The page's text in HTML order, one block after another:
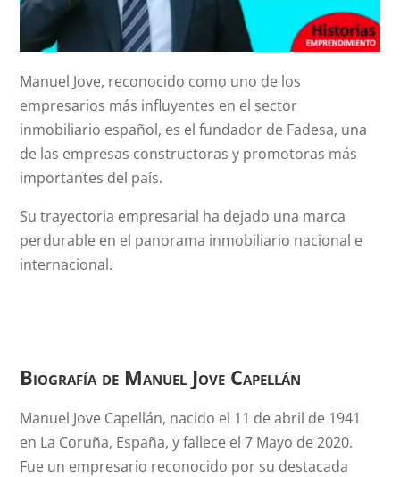
Manuel Jove, reconocido como uno de los
empresarios más influyentes en el sector
inmobiliario español, es el fundador de Fadesa, una
de las empresas constructoras y promotoras más
importantes del país.
Su trayectoria empresarial ha dejado una marca
perdurable en el panorama inmobiliario nacional e
internacional.
Biografía de Manuel Jove Capellán
Manuel Jove Capellán, nacido el 11 de abril de 1941
en La Coruña, España, y fallece el 7 Mayo de 2020.
Fue un empresario reconocido por su destacada